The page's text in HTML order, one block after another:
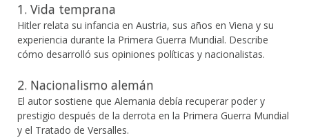
1. Vida temprana
Hitler relata su infancia en Austria, sus años en Viena y su
experiencia durante la Primera Guerra Mundial. Describe
cómo desarrolló sus opiniones políticas y nacionalistas.
2. Nacionalismo alemán
El autor sostiene que Alemania debía recuperar poder y
prestigio después de la derrota en la Primera Guerra Mundial
y el Tratado de Versalles.